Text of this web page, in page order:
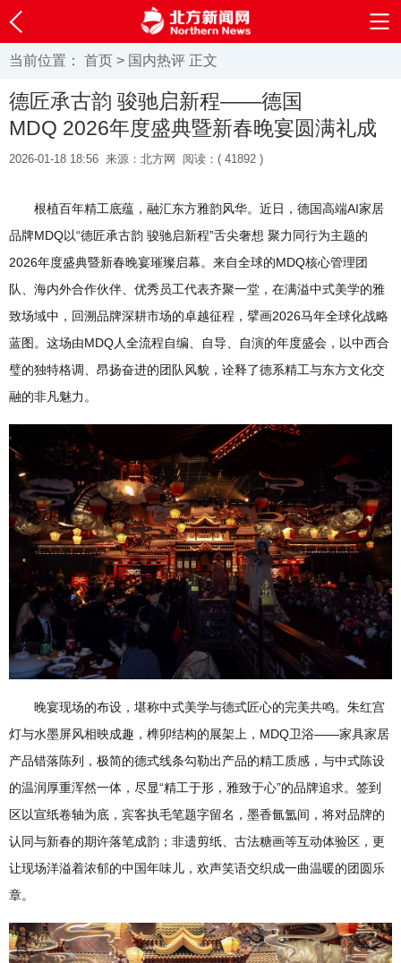
当前位置： 首页 > 国内热评 正文
德匠承古韵 骏驰启新程——德国
MDQ 2026年度盛典暨新春晚宴圆满礼成
2026-01-18 18:56 来源：北方网 阅读：( 41892 )
根植百年精工底蕴，融汇东方雅韵风华。近日，德国高端AI家居
品牌MDQ以“德匠承古韵 骏驰启新程”舌尖奢想 聚力同行为主题的
2026年度盛典暨新春晚宴璀璨启幕。来自全球的MDQ核心管理团
队、海内外合作伙伴、优秀员工代表齐聚一堂，在满溢中式美学的雅
致场域中，回溯品牌深耕市场的卓越征程，擘画2026马年全球化战略
蓝图。这场由MDQ人全流程自编、自导、自演的年度盛会，以中西合
璧的独特格调、昂扬奋进的团队风貌，诠释了德系精工与东方文化交
融的非凡魅力。
晚宴现场的布设，堪称中式美学与德式匠心的完美共鸣。朱红宫
灯与水墨屏风相映成趣，榫卯结构的展架上，MDQ卫浴——家具家居
产品错落陈列，极简的德式线条勾勒出产品的精工质感，与中式陈设
的温润厚重浑然一体，尽显“精工于形，雅致于心”的品牌追求。签到
区以宣纸卷轴为底，宾客执毛笔题字留名，墨香氤氲间，将对品牌的
认同与新春的期许落笔成韵；非遗剪纸、古法糖画等互动体验区，更
让现场洋溢着浓郁的中国年味儿，欢声笑语交织成一曲温暖的团圆乐
章。